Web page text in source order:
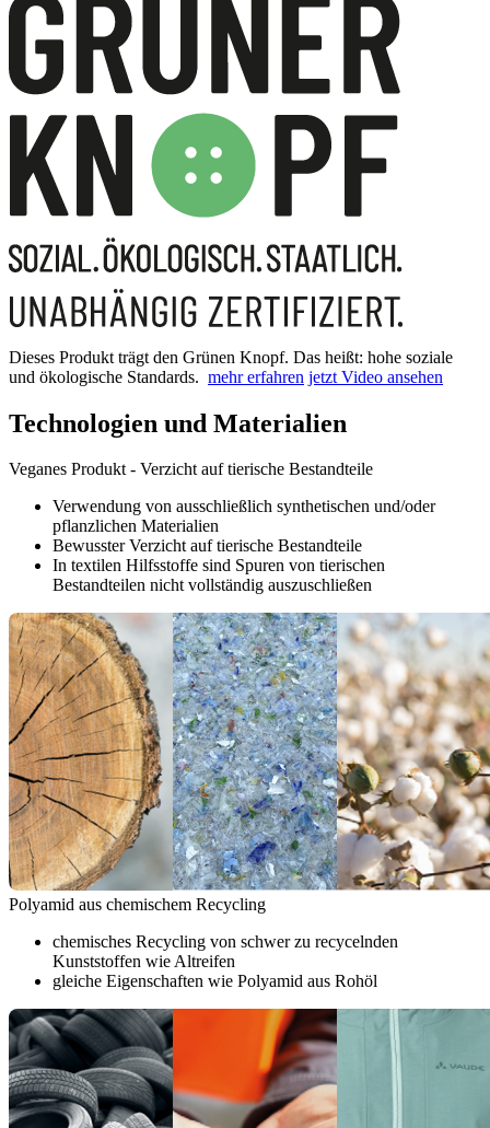
Dieses Produkt trägt den Grünen Knopf. Das heißt: hohe soziale
und ökologische Standards. mehr erfahren jetzt Video ansehen
Technologien und Materialien
Veganes Produkt - Verzicht auf tierische Bestandteile
Verwendung von ausschließlich synthetischen und/oder
pflanzlichen Materialien
Bewusster Verzicht auf tierische Bestandteile
In textilen Hilfsstoffe sind Spuren von tierischen
Bestandteilen nicht vollständig auszuschließen
Polyamid aus chemischem Recycling
chemisches Recycling von schwer zu recycelnden
Kunststoffen wie Altreifen
gleiche Eigenschaften wie Polyamid aus Rohöl